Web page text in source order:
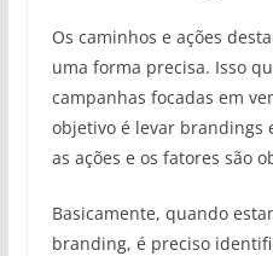
Os caminhos e ações
uma forma precisa. Isso
campanhas focadas em
objetivo é levar brandings
as ações e os fatores são
Basicamente, quando
branding, é preciso